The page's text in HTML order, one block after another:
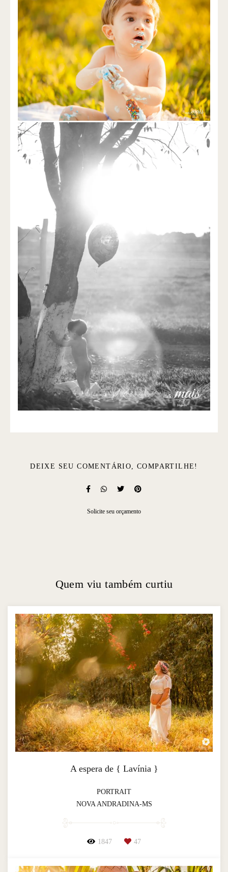
DEIXE SEU COMENTÁRIO, COMPARTILHE!
Solicite seu orçamento
Quem viu também curtiu
A espera de { Lavínia }
PORTRAIT
NOVA ANDRADINA-MS
1847 47